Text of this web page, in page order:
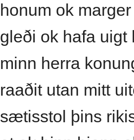
honum ok
gleði ok hafa uigt
minn herra
raaðit utan mitt
sætisstol þins